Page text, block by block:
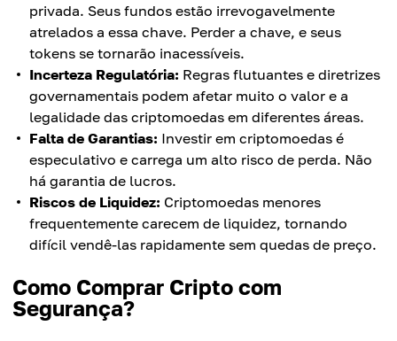
privada. Seus fundos estão irrevogavelmente
atrelados a essa chave. Perder a chave, e seus
tokens se tornarão inacessíveis.
Incerteza Regulatória: Regras flutuantes e diretrizes
governamentais podem afetar muito o valor e a
legalidade das criptomoedas em diferentes áreas.
Falta de Garantias: Investir em criptomoedas é
especulativo e carrega um alto risco de perda. Não
há garantia de lucros.
Riscos de Liquidez: Criptomoedas menores
frequentemente carecem de liquidez, tornando
difícil vendê-las rapidamente sem quedas de preço.
Como Comprar Cripto com
Segurança?